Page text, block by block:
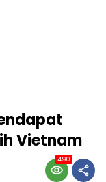
Vietnam
490